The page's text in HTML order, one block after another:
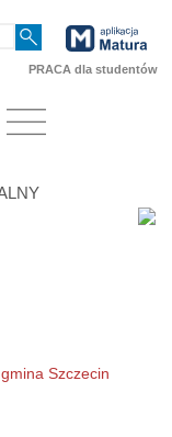
PRACA dla studentów
gmina Szczecin